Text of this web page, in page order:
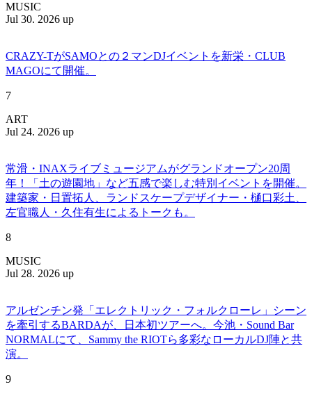
MUSIC
Jul 30. 2026 up
CRAZY-TがSAMOとの２マンDJイベントを新栄・CLUB
MAGOにて開催。
7
ART
Jul 24. 2026 up
常滑・INAXライブミュージアムがグランドオープン20周
年！「土の遊園地」など五感で楽しむ特別イベントを開催。
建築家・日置拓人、ランドスケープデザイナー・樋口彩土、
左官職人・久住有生によるトークも。
8
MUSIC
Jul 28. 2026 up
アルゼンチン発「エレクトリック・フォルクローレ」シーン
を牽引するBARDAが、日本初ツアーへ。今池・Sound Bar
NORMALにて、Sammy the RIOTら多彩なローカルDJ陣と共
演。
9